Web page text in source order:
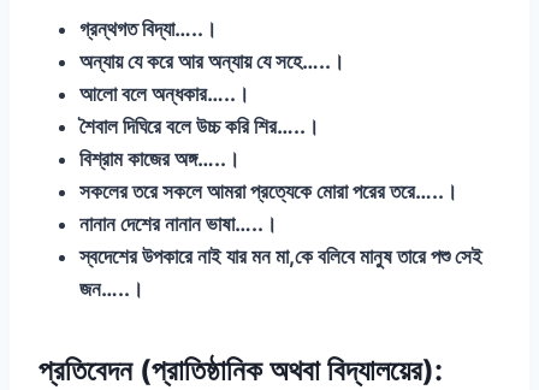
গ্রন্থগত বিদ্যা…..।
অন্যায় যে করে আর অন্যায় যে সহে…..।
আলো বলে অন্ধকার…..।
শৈবাল দিঘিরে বলে উচ্চ করি শির…..।
বিশ্রাম কাজের অঙ্গ…..।
সকলের তরে সকলে আমরা প্রত্যেকে মোরা পরের তরে…..।
নানান দেশের নানান ভাষা…..।
স্বদেশের উপকারে নাই যার মন মা,কে বলিবে মানুষ তারে পশু সেই
জন…..।
প্রতিবেদন (প্রাতিষ্ঠানিক অথবা বিদ্যালয়ের):